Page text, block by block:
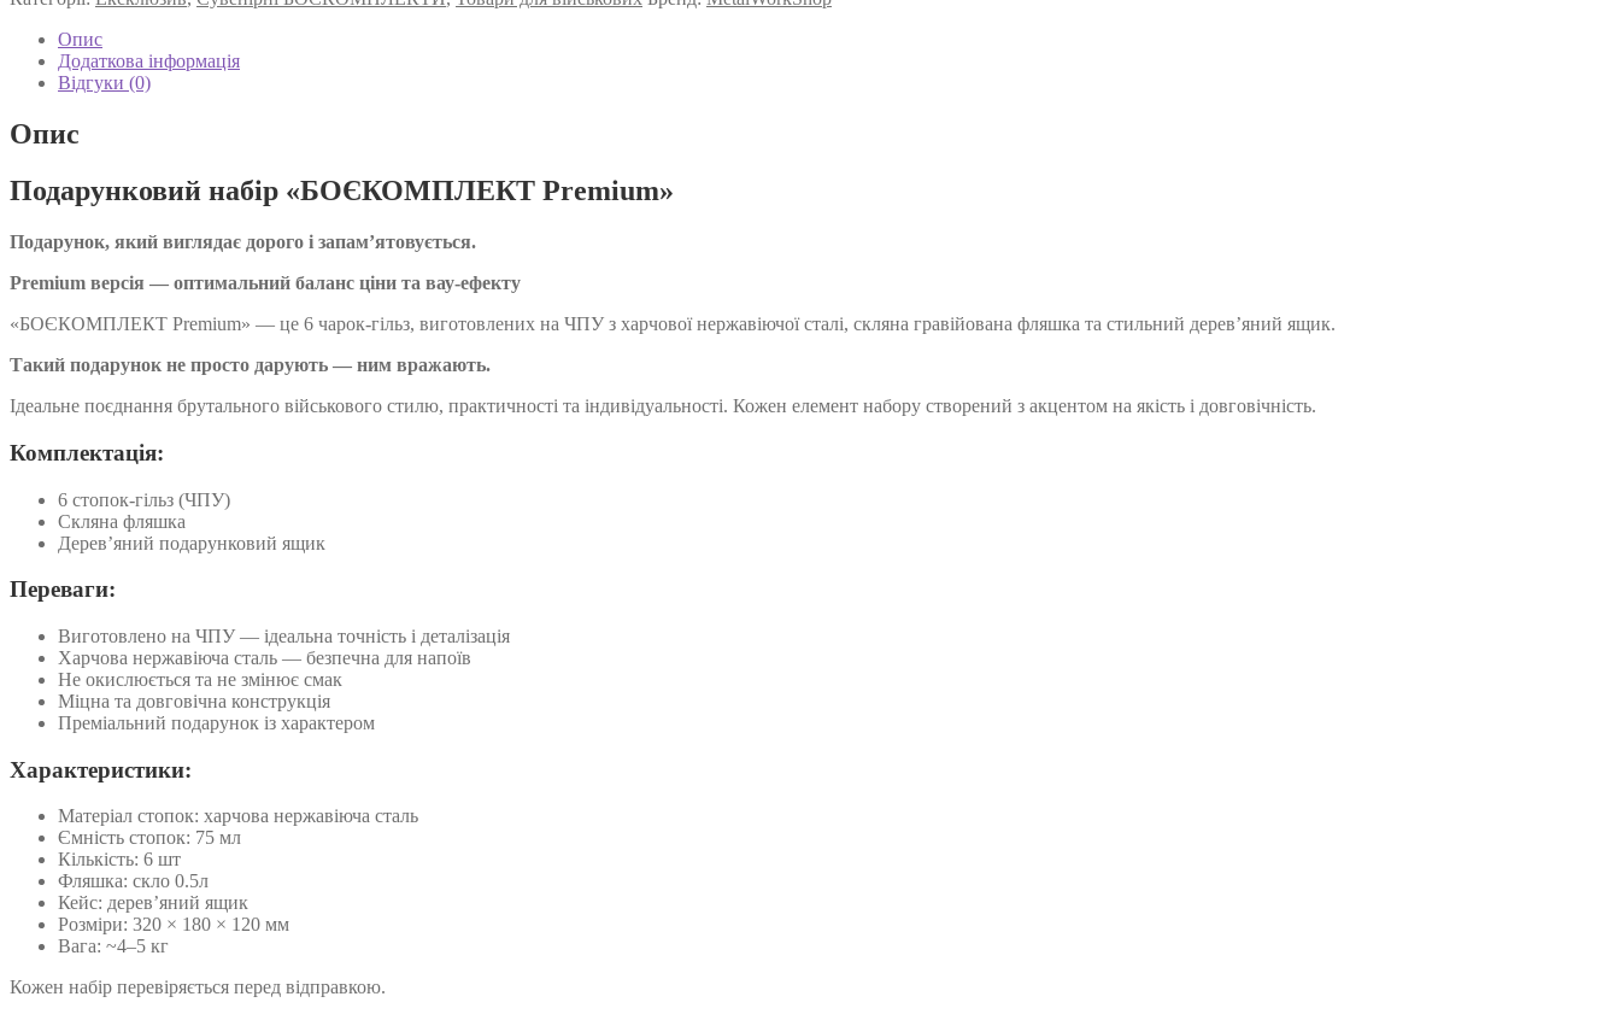
6
чарок-
гільз
фляшка
кількість
Опис
Додаткова інформація
Відгуки (0)
Опис
Подарунковий набір «БОЄКОМПЛЕКТ Premium»
Подарунок, який виглядає дорого і запам’ятовується.
Premium версія — оптимальний баланс ціни та вау-ефекту
«БОЄКОМПЛЕКТ Premium» — це 6 чарок-гільз, виготовлених на ЧПУ з харчової нержавіючої сталі, скляна гравійована фляшка та стильний дерев’яний ящик.
Такий подарунок не просто дарують — ним вражають.
Ідеальне поєднання брутального військового стилю, практичності та індивідуальності. Кожен елемент набору створений з акцентом на якість і довговічність.
Комплектація:
6 стопок-гільз (ЧПУ)
Скляна фляшка
Дерев’яний подарунковий ящик
Переваги:
Виготовлено на ЧПУ — ідеальна точність і деталізація
Харчова нержавіюча сталь — безпечна для напоїв
Не окислюється та не змінює смак
Міцна та довговічна конструкція
Преміальний подарунок із характером
Характеристики:
Матеріал стопок: харчова нержавіюча сталь
Ємність стопок: 75 мл
Кількість: 6 шт
Фляшка: скло 0.5л
Кейс: дерев’яний ящик
Розміри: 320 × 180 × 120 мм
Вага: ~4–5 кг
Кожен набір перевіряється перед відправкою.